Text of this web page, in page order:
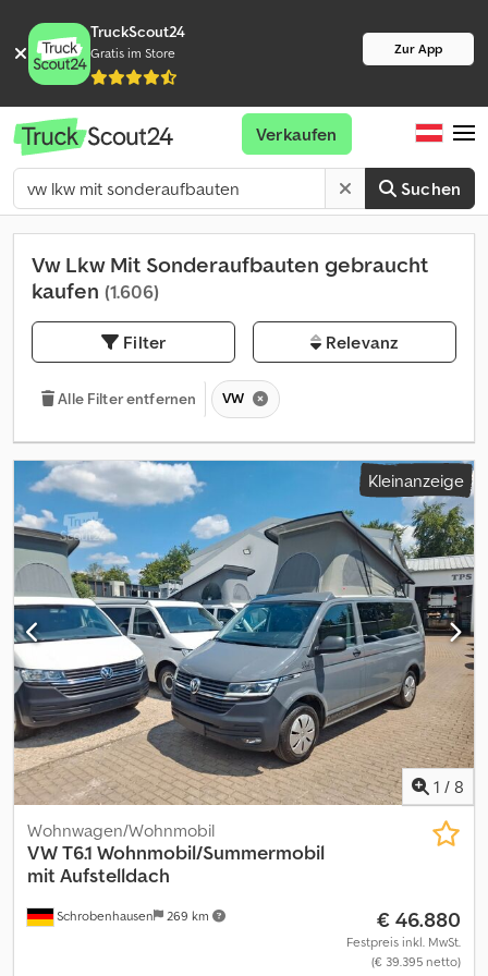
TruckScout24
Gratis im Store Zur App
Suchen
Verkaufen
Vw Lkw Mit Sonderaufbauten gebraucht
kaufen (1.606)
Filter Relevanz
Alle Filter entfernen VW
Kleinanzeige
1 / 8
Schrobenhausen 269 km
Wohnwagen/Wohnmobil
VWT6.1 Wohnmobil/Summermobil
mit Aufstelldach
€ 46.880
Festpreis inkl. MwSt.
(€ 39.395 netto)